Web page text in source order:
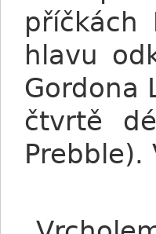
příčkách
hlavu
Gordona
čtvrtě